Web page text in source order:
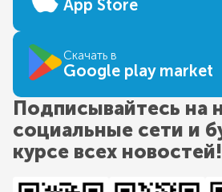
App Store
Скачать в
Google play market
Подписывайтесь на
социальные сети и
курсе всех новостей!